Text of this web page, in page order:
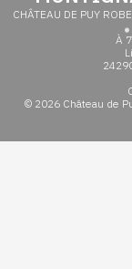
CHÂTEAU DE PUY
À
© 2026 Château de